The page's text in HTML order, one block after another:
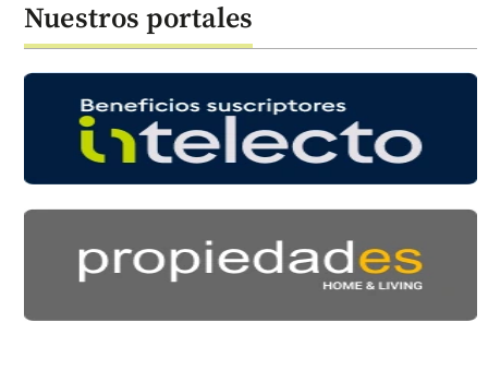
Nuestros portales